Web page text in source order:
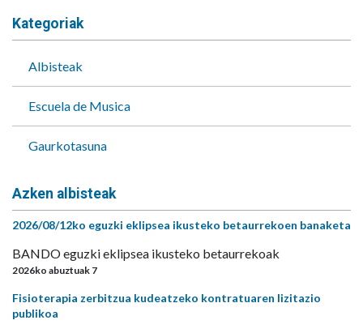
Kategoriak
Albisteak
Escuela de Musica
Gaurkotasuna
Azken albisteak
2026/08/12ko eguzki eklipsea ikusteko betaurrekoen banaketa
BANDO eguzki eklipsea ikusteko betaurrekoak
2026ko abuztuak 7
Fisioterapia zerbitzua kudeatzeko kontratuaren lizitazio
publikoa